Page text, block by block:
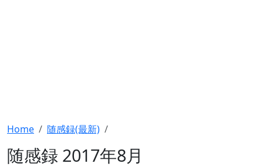
Home 随感録(最新)
随感録 2017年8月